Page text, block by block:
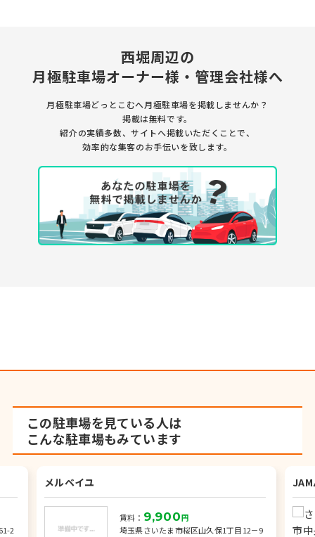
西堀周辺の
月極駐車場オーナー様・管理会社様へ
月極駐車場どっとこむへ月極駐車場を掲載しませんか？
掲載は無料です。
紹介の実績多数、サイトへ掲載いただくことで、
効率的な集客のお手伝いを致します。
この駐車場を見ている人は
こんな駐車場もみています
2
メルベイユ
賃料： 9,900円
埼玉県さいたま市桜区山久保1丁目12－9